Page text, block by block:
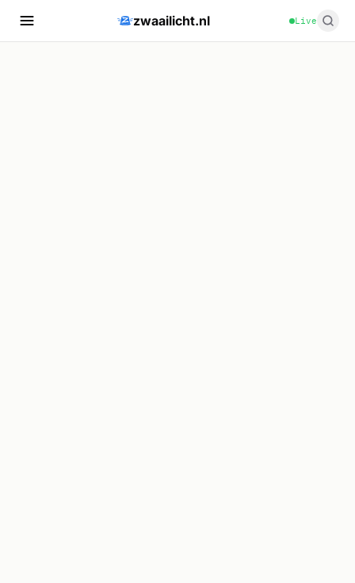
zwaailicht.nl Live